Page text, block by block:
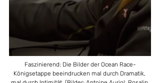
Faszinierend: Die Bilder der Ocean Race-
Königsetappe beeindrucken mal durch Dramatik,